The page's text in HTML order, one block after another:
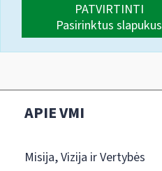
PATVIRTINTI
Pasirinktus slapukus
APIE VMI
Misija, Vizija ir Vertybės